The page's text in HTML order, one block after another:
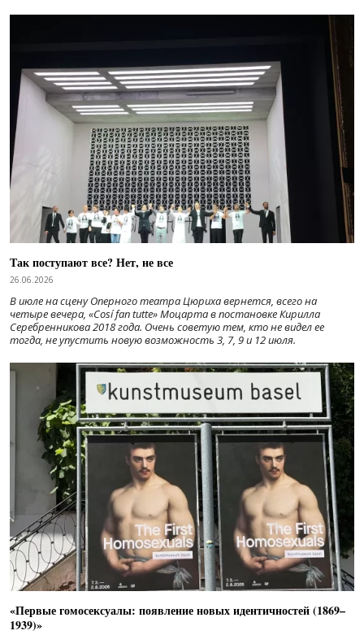
Так поступают все? Нет, не все
26.06.2026
В июле на сцену Оперного театра Цюриха вернется, всего на
четыре вечера, «Cosí fan tutte» Моцарта в постановке Кирилла
Серебренникова 2018 года. Очень советую тем, кто не видел ее
тогда, не упустить новую возможность 3, 7, 9 и 12 июля.
«Первые гомосексуалы: появление новых идентичностей (1869–
1939)»